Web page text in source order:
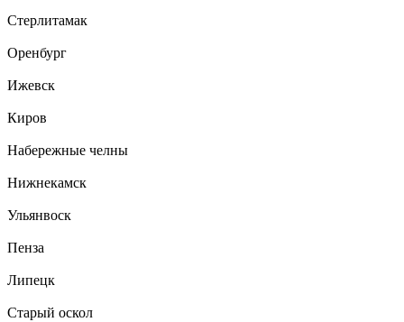
Стерлитамак
Оренбург
Ижевск
Киров
Набережные челны
Нижнекамск
Ульянвоск
Пенза
Липецк
Старый оскол